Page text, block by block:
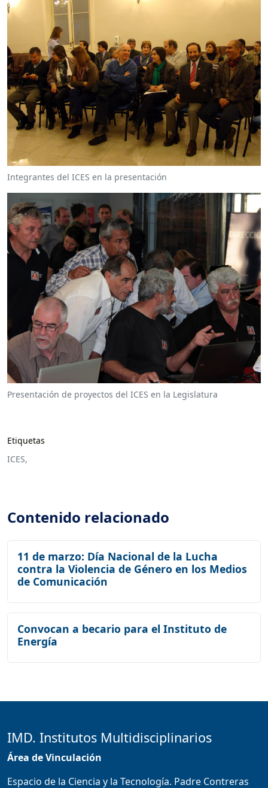
Integrantes del ICES en la presentación
Presentación de proyectos del ICES en la Legislatura
Etiquetas
ICES,
Contenido relacionado
11 de marzo: Día Nacional de la Lucha
contra la Violencia de Género en los Medios
de Comunicación
Convocan a becario para el Instituto de
Energía
IMD. Institutos Multidisciplinarios
Área de Vinculación
Espacio de la Ciencia y la Tecnología. Padre Contreras